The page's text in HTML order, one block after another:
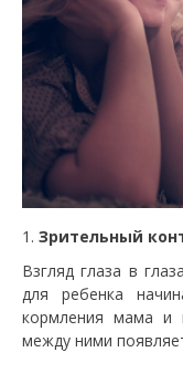
Зрительный
Взгляд глаза в
для ребенка
кормления мама и
между ними